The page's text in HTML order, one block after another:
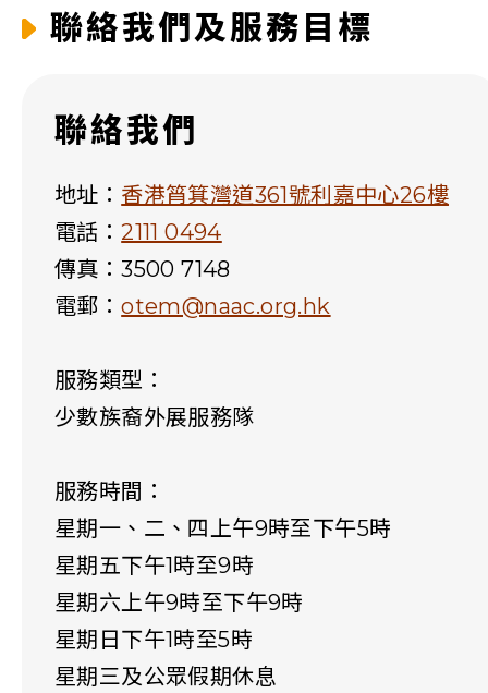
聯絡我們及服務目標
聯絡我們
地址： 香港筲箕灣道361號利嘉中心26樓
電話： 2111 0494
傳真：3500 7148
電郵：otem@naac.org.hk
服務類型：
少數族裔外展服務隊
服務時間：
星期一、二、四上午9時至下午5時
星期五下午1時至9時
星期六上午9時至下午9時
星期日下午1時至5時
星期三及公眾假期休息
同為世界添笑臉